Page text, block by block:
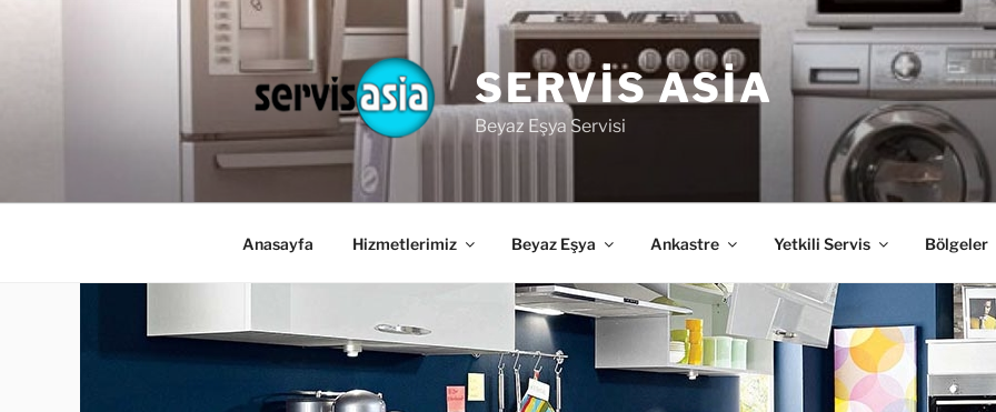
SERVIS ASIA
Beyaz Eşya Servisi
Anasayfa Hizmetlerimiz Beyaz Eşya Ankastre Yetkili Servis Bölgeler